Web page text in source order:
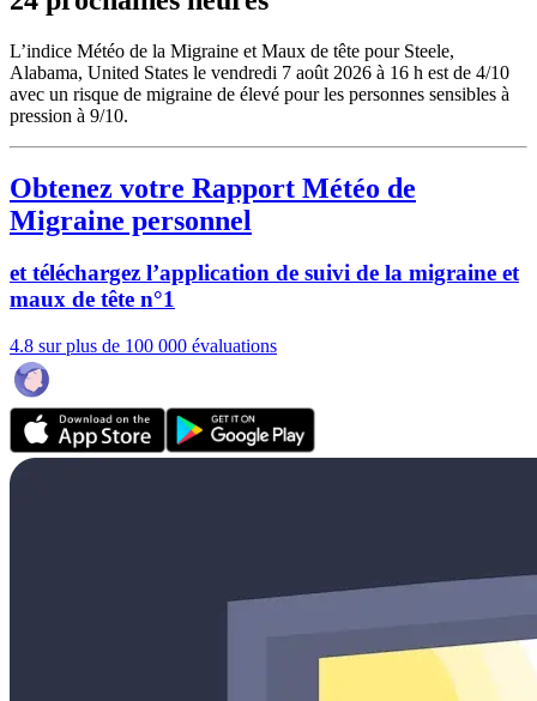
L’indice Météo de la Migraine et Maux de tête pour Steele,
Alabama, United States le vendredi 7 août 2026 à 16 h est de 4/10
avec un risque de migraine de élevé pour les personnes sensibles à
pression à 9/10.
Obtenez votre Rapport Météo de
Migraine personnel
et téléchargez l’application de suivi de la migraine et
maux de tête n°1
4.8 sur plus de 100 000 évaluations